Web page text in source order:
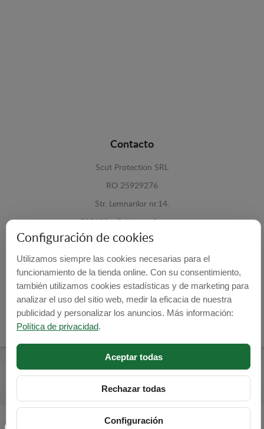
Contacto
Scut Protection SRL
RO 25929276
Str. Lemnarilor nr.14.
535600 - Odorheiu Secuiesc
Harghita, Romania
E-mail: info@cubrecarter.com
Site: www.cubrecarter.com
Cubre Carter -© 2026
Configuración de cookies
Utilizamos siempre las cookies necesarias para el
funcionamiento de la tienda online. Con su consentimiento,
también utilizamos cookies estadísticas y de marketing para
analizar el uso del sitio web, medir la eficacia de nuestra
publicidad y personalizar los anuncios. Más información:
Política de privacidad.
Aceptar todas
Rechazar todas
Configuración